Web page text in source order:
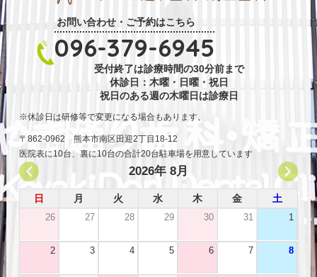
お問い合わせ・ご予約はこちら
096-379-6945
受付終了は診療時間の30分前まで
休診日：木曜・日曜・祝日
祝日のある週の木曜日は診療日
休診日は研修等で変更になる場合もあります。
〒862-0962 熊本市南区田迎2丁目18-12
医院表に10台、裏に10台の合計20台駐車場を用意しています
2026年 8月
日 月 火 水 木 金 土
26 27 28 29 30 31 1
2 3 4 5 6 7 8